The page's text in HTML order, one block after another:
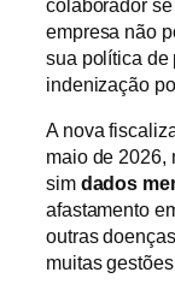
colaborador
empresa não
sua política de
indenização
A nova
maio de 2026,
sim dados
afastamento
outras
muitas